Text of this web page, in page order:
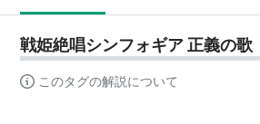
戦姫絶唱シンフォギア 正義の歌
このタグの解説について